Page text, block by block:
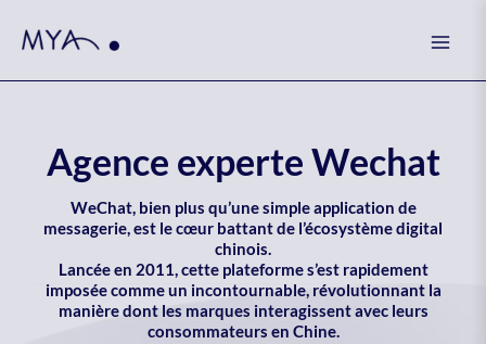
Agence experte Wechat
WeChat, bien plus qu’une simple application de
messagerie, est le cœur battant de l’écosystème digital
chinois.
Lancée en 2011, cette plateforme s’est rapidement
imposée comme un incontournable, révolutionnant la
manière dont les marques interagissent avec leurs
consommateurs en Chine.